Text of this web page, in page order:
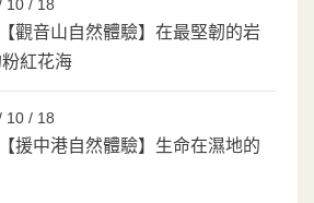
10 / 18
觀音山自然體驗】在最堅韌的岩
紅花海
10 / 18
援中港自然體驗】生命在濕地的